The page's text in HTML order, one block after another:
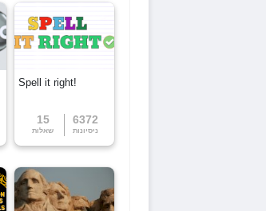
Spell it right!
15
שאלות
6372
ניסיונות